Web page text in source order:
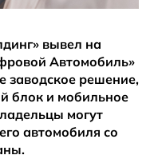
вывел на
Автомобиль»
заводское решение,
блок и мобильное
могут
автомобиля со